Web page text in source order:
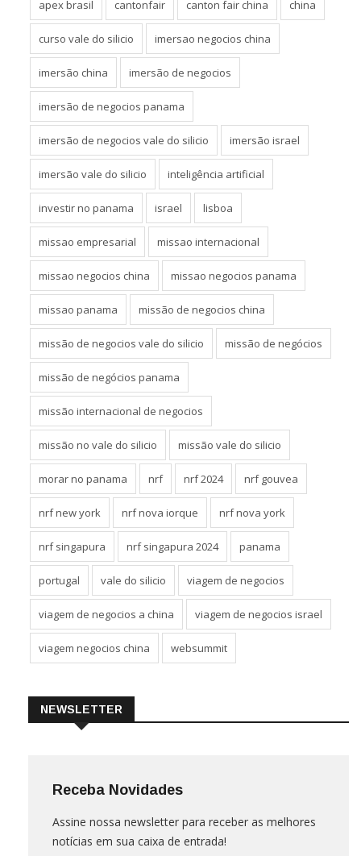
apex brasil cantonfair canton fair china china
curso vale do silicio imersao negocios china
imersão china imersão de negocios
imersão de negocios panama
imersão de negocios vale do silicio imersão israel
imersão vale do silicio inteligência artificial
investir no panama israel lisboa
missao empresarial missao internacional
missao negocios china missao negocios panama
missao panama missão de negocios china
missão de negocios vale do silicio missão de negócios
missão de negócios panama
missão internacional de negocios
missão no vale do silicio missão vale do silicio
morar no panama nrf nrf 2024 nrf gouvea
nrf new york nrf nova iorque nrf nova york
nrf singapura nrf singapura 2024 panama
portugal vale do silicio viagem de negocios
viagem de negocios a china viagem de negocios israel
viagem negocios china websummit
NEWSLETTER
Receba Novidades
Assine nossa newsletter para receber as melhores
notícias em sua caixa de entrada!